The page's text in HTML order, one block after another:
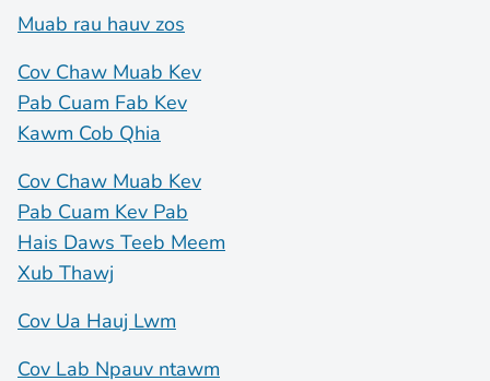
Muab rau hauv zos
Cov Chaw Muab Kev
Pab Cuam Fab Kev
Kawm Cob Qhia
Cov Chaw Muab Kev
Pab Cuam Kev Pab
Hais Daws Teeb Meem
Xub Thawj
Cov Ua Hauj Lwm
Cov Lab Npauv ntawm